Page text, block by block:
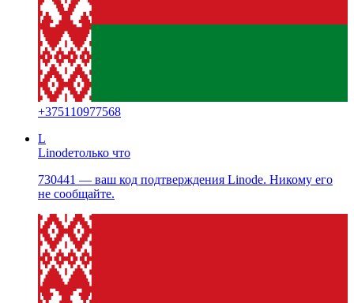
+375110977568
L
Linodeтолько что
730441 — ваш код подтверждения Linode. Никому его
не сообщайте.